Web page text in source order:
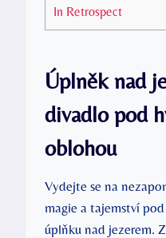
In Retrospect
Úplněk nad
divadlo pod
oblohou
Vydejte se na
magie a tajemství
úplňku nad jezerem.